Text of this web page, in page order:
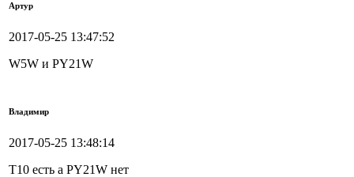
Артур
2017-05-25 13:47:52
W5W и PY21W
Владимир
2017-05-25 13:48:14
Т10 есть а PY21W нет